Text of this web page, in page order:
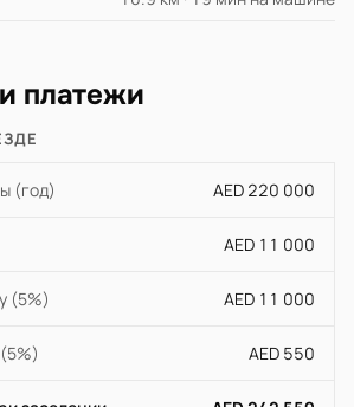
платежи
(год) AED 220 000
AED 11 000
(5%) AED 11 000
AED 550